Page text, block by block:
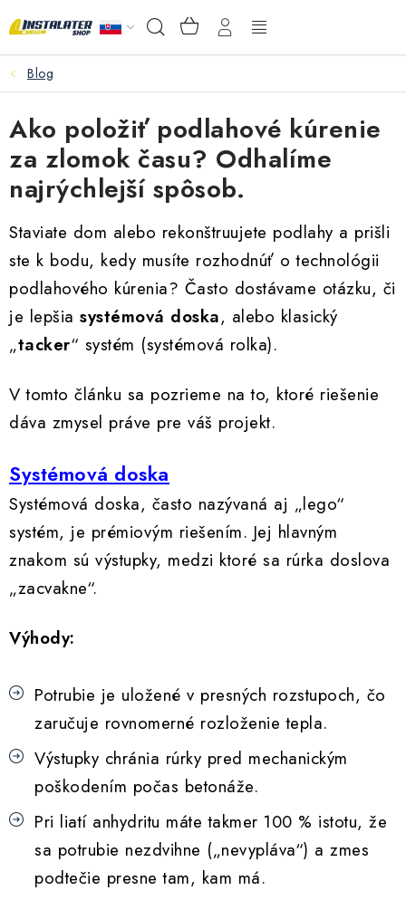
na
Hľadať NÁKUPNÝ
KOŠÍK
Podlahové kúrenie
Ventily a armatúry
Kúrenie a chladenie
Komíny a dymovody
Čerpadlá a vodárne
Filtrovanie a úprava vody
Kúpeľňa a sanita
Spojovací materiál
Akcie, Zľavy
VEĽKOOBCHOD
AKO VYBRAŤ?
PREDAJŇA - RAKOVÁ
Poštovné a doprava
Obchodné podmienky
Blog
Ako položiť podlahové kúrenie
za zlomok času? Odhalíme
najrýchlejší spôsob.
Staviate dom alebo rekonštruujete podlahy a prišli
ste k bodu, kedy musíte rozhodnúť o technológii
podlahového kúrenia? Často dostávame otázku, či
je lepšia systémová doska, alebo klasický
„tacker“ systém (systémová rolka).
V tomto článku sa pozrieme na to, ktoré riešenie
dáva zmysel práve pre váš projekt.
Systémová doska
Systémová doska, často nazývaná aj „lego“
systém, je prémiovým riešením. Jej hlavným
znakom sú výstupky, medzi ktoré sa rúrka doslova
„zacvakne“.
Výhody:
Potrubie je uložené v presných rozstupoch, čo
zaručuje rovnomerné rozloženie tepla.
Výstupky chránia rúrky pred mechanickým
poškodením počas betonáže.
Pri liatí anhydritu máte takmer 100 % istotu, že
sa potrubie nezdvihne („nevypláva“) a zmes
podtečie presne tam, kam má.